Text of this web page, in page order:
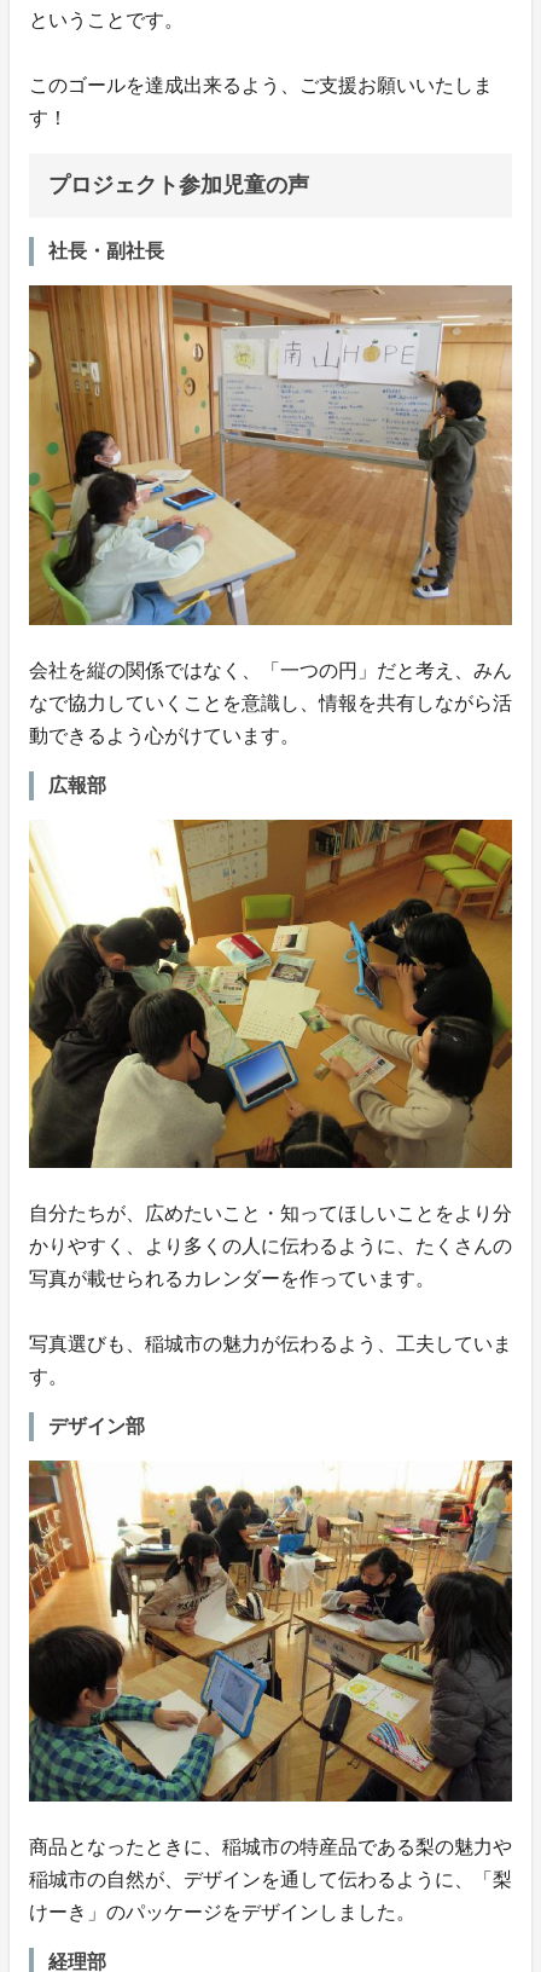
ということです。
このゴールを達成出来るよう、ご支援お願いいたしま
す！
プロジェクト参加児童の声
社長・副社長
会社を縦の関係ではなく、「一つの円」だと考え、みん
なで協力していくことを意識し、情報を共有しながら活
動できるよう心がけています。
広報部
自分たちが、広めたいこと・知ってほしいことをより分
かりやすく、より多くの人に伝わるように、たくさんの
写真が載せられるカレンダーを作っています。
写真選びも、稲城市の魅力が伝わるよう、工夫していま
す。
デザイン部
商品となったときに、稲城市の特産品である梨の魅力や
稲城市の自然が、デザインを通して伝わるように、「梨
けーき」のパッケージをデザインしました。
経理部